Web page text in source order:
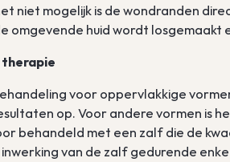
niet mogelijk is de wondranden
omgevende huid wordt losgemaakt
therapie
voor oppervlakkige
op. Voor andere vormen
behandeld met een zalf die de
van de zalf gedurende